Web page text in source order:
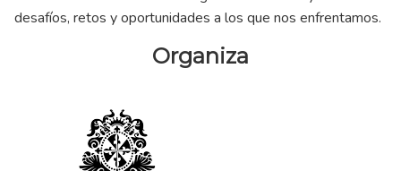
desafíos, retos y oportunidades a los que nos enfrentamos.
Organiza